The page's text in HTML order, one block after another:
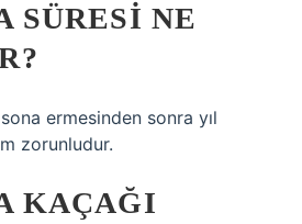
SÜRESI NE
ermesinden sonra yıl
zorunludur.
KAÇAĞI